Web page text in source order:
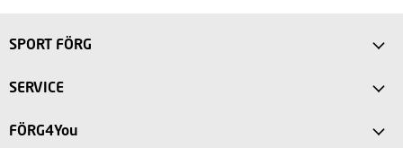
SPORT FÖRG
Anfahrt
Intersport Förg Landsberg
SERVICE
FAQ
FÖRG4You